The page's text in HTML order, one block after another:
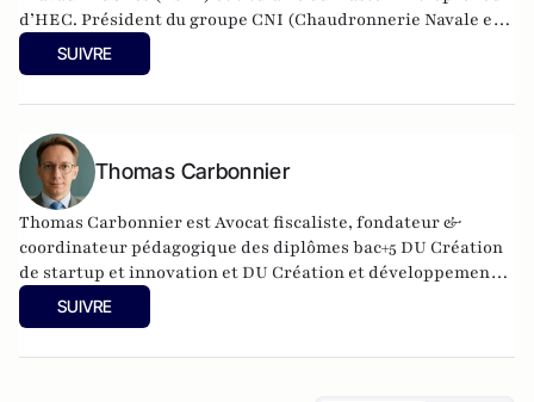
d’HEC. Président du groupe CNI (Chaudronnerie Navale et
Industrielle
) qui compte 70 collaborateurs dans le secteur
de l'industrie métallurgique, il est membre du Centre des
2004 et en est actuellement le président
SUIVRE
Thomas Carbonnier
Thomas Carbonnier est Avocat fiscaliste, fondateur &
coordinateur pédagogique des diplômes bac+5 DU Création
de startup et innovation et DU Création et développement
de structures en santé à l'Université Paris Cité. Il est
également Président de l'UNPI 95, une association de
SUIVRE